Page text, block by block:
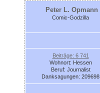
Peter L. Opmann
Comic-Godzilla
Beiträge: 6 741
Wohnort: Hessen
Beruf: Journalist
Danksagungen: 209698